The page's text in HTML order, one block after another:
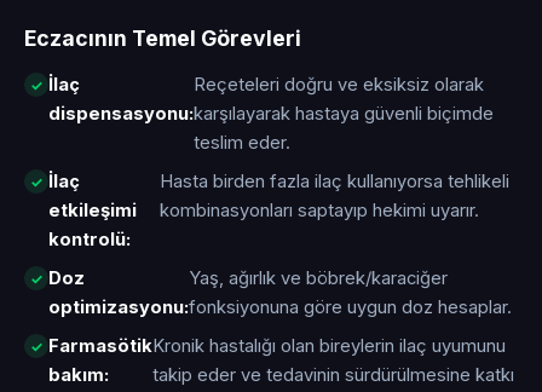
Eczacının Temel Görevleri
İlaç
dispensasyonu:
Reçeteleri doğru ve eksiksiz olarak
karşılayarak hastaya güvenli biçimde
teslim eder.
İlaç
etkileşimi
kontrolü:
Hasta birden fazla ilaç kullanıyorsa tehlikeli
kombinasyonları saptayıp hekimi uyarır.
Doz
optimizasyonu:
Yaş, ağırlık ve böbrek/karaciğer
fonksiyonuna göre uygun doz hesaplar.
Farmasötik
bakım:
Kronik hastalığı olan bireylerin ilaç uyumunu
takip eder ve tedavinin sürdürülmesine katkı